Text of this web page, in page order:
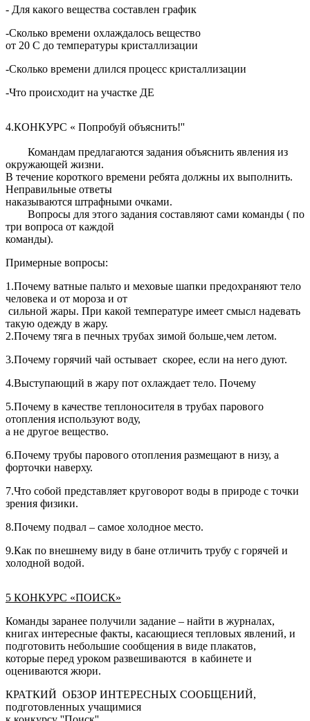
- Для какого вещества составлен график
-Сколько времени охлаждалось вещество
от 20 С до температуры кристаллизации
-Сколько времени длился процесс кристаллизации
-Что происходит на участке ДЕ
4.КОНКУРС « Попробуй объяснить!''
Командам предлагаются задания объяснить явления из
окружающей жизни.
В течение короткого времени ребята должны их выполнить.
Неправильные ответы
наказываются штрафными очками.
Вопросы для этого задания составляют сами команды ( по
три вопроса от каждой
команды).
Примерные вопросы:
1.Почему ватные пальто и меховые шапки предохраняют тело
человека и от мороза и от
сильной жары. При какой температуре имеет смысл надевать
такую одежду в жару.
2.Почему тяга в печных трубах зимой больше,чем летом.
3.Почему горячий чай остывает скорее, если на него дуют.
4.Выступающий в жару пот охлаждает тело. Почему
5.Почему в качестве теплоносителя в трубах парового
отопления используют воду,
а не другое вещество.
6.Почему трубы парового отопления размещают в низу, а
форточки наверху.
7.Что собой представляет круговорот воды в природе с точки
зрения физики.
8.Почему подвал – самое холодное место.
9.Как по внешнему виду в бане отличить трубу с горячей и
холодной водой.
5 КОНКУРС «ПОИСК»
Команды заранее получили задание – найти в журналах,
книгах интересные факты, касающиеся тепловых явлений, и
подготовить небольшие сообщения в виде плакатов,
которые перед уроком развешиваются в кабинете и
оцениваются жюри.
КРАТКИЙ ОБЗОР ИНТЕРЕСНЫХ СООБЩЕНИЙ,
подготовленных учащимися